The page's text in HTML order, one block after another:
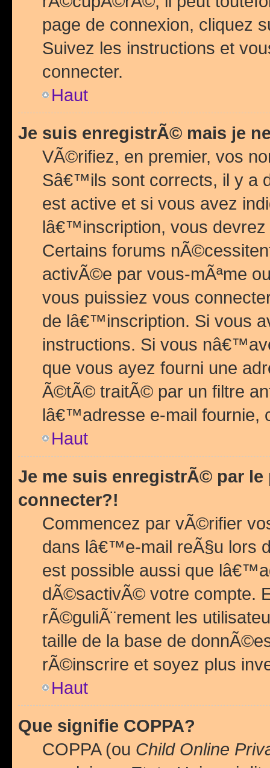
page de connexion, cliquez
Suivez les instructions et
connecter.
Haut
Je suis enregistrÃ© mais je
VÃ©rifiez, en premier, vos
Sâ€™ils sont corrects, il y a
est active et si vous avez
lâ€™inscription, vous
Certains forums
activÃ©e par vous-mÃªme
vous puissiez vous
de lâ€™inscription. Si vous
instructions. Si vous
que vous ayez fourni une
Ã©tÃ© traitÃ© par un filtre
lâ€™adresse e-mail fournie,
Haut
Je me suis enregistrÃ© par
connecter?!
Commencez par vÃ©rifier
dans lâ€™e-mail reÃ§u lors
est possible aussi que
dÃ©sactivÃ© votre compte.
rÃ©guliÃ¨rement les
taille de la base de
rÃ©inscrire et soyez plus
Haut
Que signifie COPPA?
COPPA (ou Child Online